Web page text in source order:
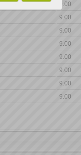
9.00
9.00
9.00
9.00
9.00
9.00
9.00
9.00